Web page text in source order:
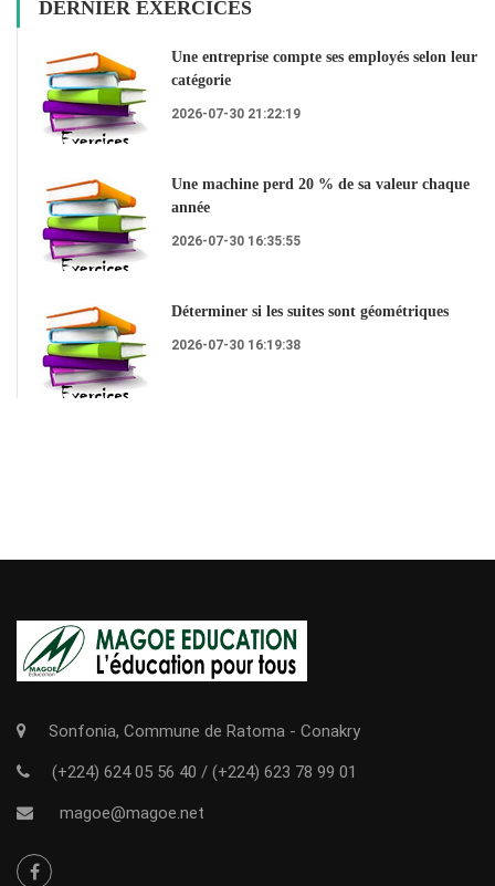
DERNIER EXERCICES
Une entreprise compte ses employés selon leur
catégorie
2026-07-30 21:22:19
Une machine perd 20 % de sa valeur chaque
année
2026-07-30 16:35:55
Déterminer si les suites sont géométriques
2026-07-30 16:19:38
Sonfonia, Commune de Ratoma - Conakry
(+224) 624 05 56 40 / (+224) 623 78 99 01
magoe@magoe.net